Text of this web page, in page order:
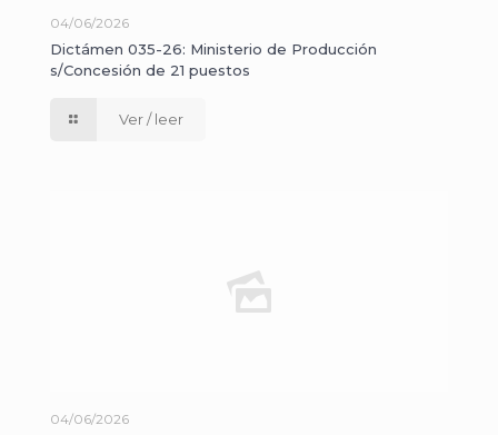
04/06/2026
Dictámen 035-26: Ministerio de Producción
s/Concesión de 21 puestos
Ver / leer
04/06/2026